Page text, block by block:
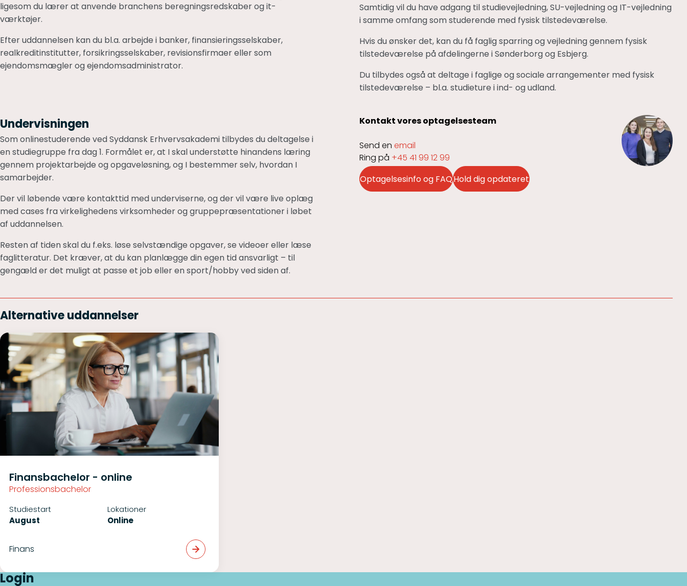
ligesom du lærer at anvende branchens beregningsredskaber og it-
værktøjer.
Efter uddannelsen kan du bl.a. arbejde i banker, finansieringsselskaber,
realkreditinstitutter, forsikringsselskaber, revisionsfirmaer eller som
ejendomsmægler og ejendomsadministrator.
Samtidig vil du have adgang til studievejledning, SU-vejledning og IT-vejledning
i samme omfang som studerende med fysisk tilstedeværelse.
Hvis du ønsker det, kan du få faglig sparring og vejledning gennem fysisk
tilstedeværelse på afdelingerne i Sønderborg og Esbjerg.
Du tilbydes også at deltage i faglige og sociale arrangementer med fysisk
tilstedeværelse – bl.a. studieture i ind- og udland.
Undervisningen
Som onlinestuderende ved Syddansk Erhvervsakademi tilbydes du deltagelse i
en studiegruppe fra dag 1. Formålet er, at I skal understøtte hinandens læring
gennem projektarbejde og opgaveløsning, og I bestemmer selv, hvordan I
samarbejder.
Der vil løbende være kontakttid med underviserne, og der vil være live oplæg
med cases fra virkelighedens virksomheder og gruppepræsentationer i løbet
af uddannelsen.
Resten af tiden skal du f.eks. løse selvstændige opgaver, se videoer eller læse
faglitteratur. Det kræver, at du kan planlægge din egen tid ansvarligt – til
gengæld er det muligt at passe et job eller en sport/hobby ved siden af.
Kontakt vores optagelsesteam
Send en email
Ring på +45 41 99 12 99
Optagelsesinfo og FAQHold dig opdateret
Alternative uddannelser
Finansbachelor - online
Professionsbachelor
Studiestart
August
Lokationer
Online
Finans
Login